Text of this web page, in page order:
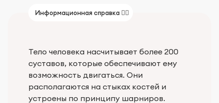
Информационная справка 👨‍⚕️
Тело человека насчитывает более 200
суставов, которые обеспечивают ему
возможность двигаться. Они
располагаются на стыках костей и
устроены по принципу шарниров.